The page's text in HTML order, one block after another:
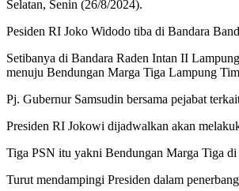
Selatan, Senin (26/8/2024).
Pesiden RI Joko Widodo tiba di Bandara
Setibanya di Bandara Raden Intan II
menuju Bendungan Marga Tiga Lampung
Pj. Gubernur Samsudin bersama pejabat
Presiden RI Jokowi dijadwalkan akan
Tiga PSN itu yakni Bendungan Marga Tiga
Turut mendampingi Presiden dalam